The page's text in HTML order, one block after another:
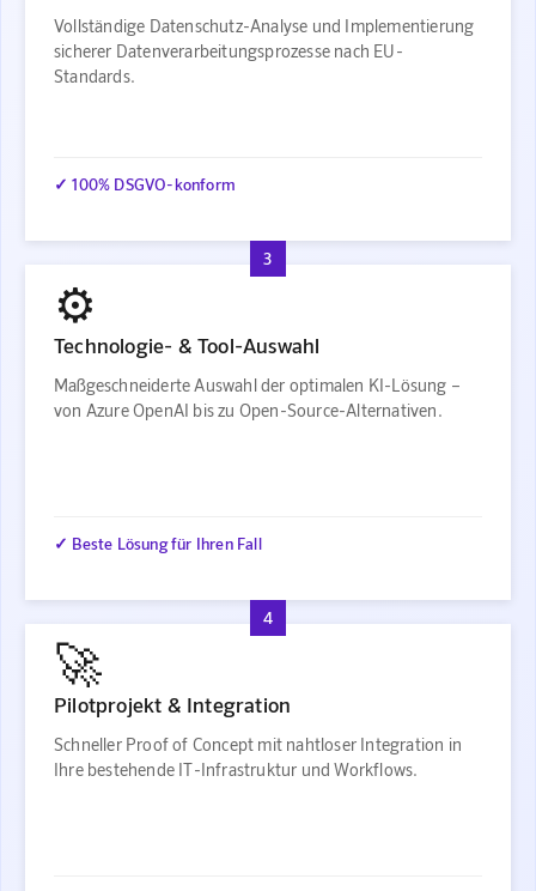
Vollständige Datenschutz-Analyse und Implementierung
sicherer Datenverarbeitungsprozesse nach EU-
Standards.
✓ 100% DSGVO-konform
3
⚙️
Technologie- & Tool-Auswahl
Maßgeschneiderte Auswahl der optimalen KI-Lösung –
von Azure OpenAI bis zu Open-Source-Alternativen.
✓ Beste Lösung für Ihren Fall
4
🚀
Pilotprojekt & Integration
Schneller Proof of Concept mit nahtloser Integration in
Ihre bestehende IT-Infrastruktur und Workflows.